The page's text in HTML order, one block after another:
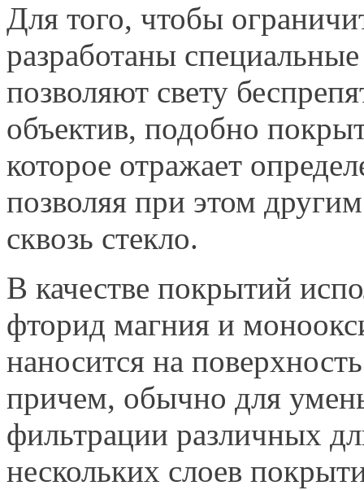
Для того, чтобы
разработаны
позволяют свету
объектив, подобно
которое отражает
позволяя при этом
сквозь стекло.
В качестве покрытий
фторид магния и
наносится на
причем, обычно для
фильтрации различных
нескольких слоев